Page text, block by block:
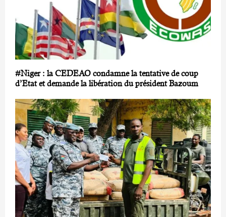
#Niger : la CEDEAO condamne la tentative de coup
d’Etat et demande la libération du président Bazoum